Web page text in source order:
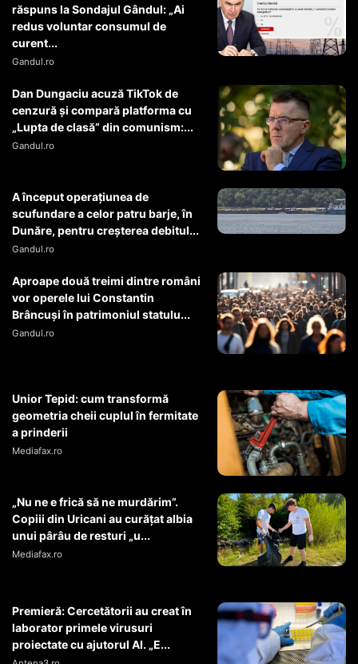
răspuns la Sondajul Gândul: „Ai
redus voluntar consumul de
curent...
Gandul.ro
Dan Dungaciu acuză TikTok de
cenzură și compară platforma cu
„Lupta de clasă” din comunism:...
Gandul.ro
A început operaţiunea de
scufundare a celor patru barje, în
Dunăre, pentru creşterea debitul...
Gandul.ro
Aproape două treimi dintre români
vor operele lui Constantin
Brâncuși în patrimoniul statulu...
Gandul.ro
Unior Tepid: cum transformă
geometria cheii cuplul în fermitate
a prinderii
Mediafax.ro
„Nu ne e frică să ne murdărim”.
Copiii din Uricani au curățat albia
unui pârâu de resturi „u...
Mediafax.ro
Premieră: Cercetătorii au creat în
laborator primele virusuri
proiectate cu ajutorul AI. „E...